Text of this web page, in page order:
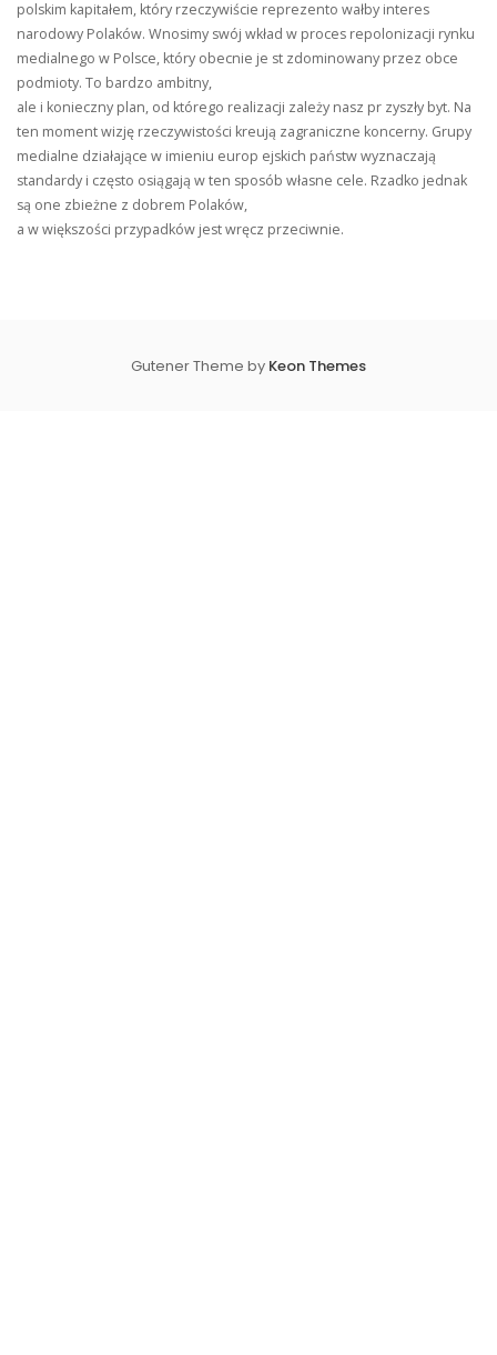
polskim kapitałem, który rzeczywiście reprezento wałby interes
narodowy Polaków. Wnosimy swój wkład w proces repolonizacji rynku
medialnego w Polsce, który obecnie je st zdominowany przez obce
podmioty. To bardzo ambitny,
ale i konieczny plan, od którego realizacji zależy nasz pr zyszły byt. Na
ten moment wizję rzeczywistości kreują zagraniczne koncerny. Grupy
medialne działające w imieniu europ ejskich państw wyznaczają
standardy i często osiągają w ten sposób własne cele. Rzadko jednak
są one zbieżne z dobrem Polaków,
a w większości przypadków jest wręcz przeciwnie.
Gutener Theme by Keon Themes